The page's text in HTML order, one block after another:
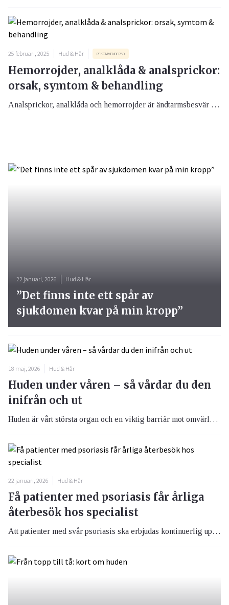
25 februari, 2025 Hud & Hår REKOMMENDERAD
Hemorrojder, analklåda & analsprickor:
orsak, symtom & behandling
Analsprickor, analklåda och hemorrojder är ändtarmsbesvär som många drabbas av. Att gå obehandlad kan förvärra besvären.
18 maj, 2026 Hud & Hår
Huden under våren – så vårdar du den
inifrån och ut
Huden är vårt största organ och en viktig barriär mot omvärlden, samtidigt som den speglar vår hälsa inifrån. När våren och sommaren närmar sig är det extra viktigt att skydda och stärka huden både med rätt kost och hudvård.
22 januari, 2026 Hud & Hår
Få patienter med psoriasis får årliga
återbesök hos specialist
Att patienter med svår psoriasis ska erbjudas kontinuerlig uppföljning är en stark rekommendation men enligt en rapport från Socialstyrelsen erbjuds endast ett fåtal av dessa patienter årliga återbesök hos specialistläkare.
22 januari, 2026 Hud & Hår
”Det finns inte ett spår av
sjukdomen kvar på min kropp”